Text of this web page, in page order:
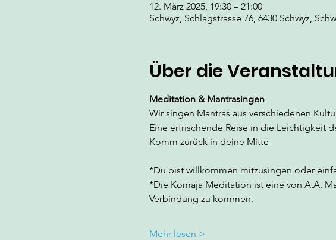
12. März 2025, 19:30 – 21:00
Schwyz, Schlagstrasse 76, 6430 Schwyz,
Über die
Meditation & Mantrasingen
Wir singen Mantras aus verschiedenen
Eine erfrischende Reise in die Leichtigkeit
Komm zurück in deine Mitte
*Du bist willkommen mitzusingen oder
*Die Komaja Meditation ist eine von A.A.
Verbindung zu kommen.
Mehr lesen >